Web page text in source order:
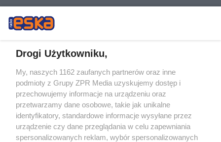
Żaden utwór zamieszczony w serwisie nie może być powielany i
rozpowszechniany lub dalej rozpowszechniany w jakikolwiek sposób (w
tym także elektroniczny lub mechaniczny) na jakimkolwiek polu
eksploatacji w jakiejkolwiek formie, włącznie z umieszczaniem w Internecie
bez pisemnej zgody właściciela praw. Jakiekolwiek użycie lub
wykorzystanie utworów w całości lub w części z naruszeniem prawa, tzn.
bez właściwej zgody, jest zabronione pod groźbą kary i może być ścigane
prawnie.
Drogi Użytkowniku,
My, naszych 1162 zaufanych partnerów oraz inne
podmioty z Grupy ZPR Media uzyskujemy dostęp i
przechowujemy informacje na urządzeniu oraz
przetwarzamy dane osobowe, takie jak unikalne
identyfikatory, standardowe informacje wysyłane przez
urządzenie czy dane przeglądania w celu zapewniania
spersonalizowanych reklam, wybór spersonalizowanych